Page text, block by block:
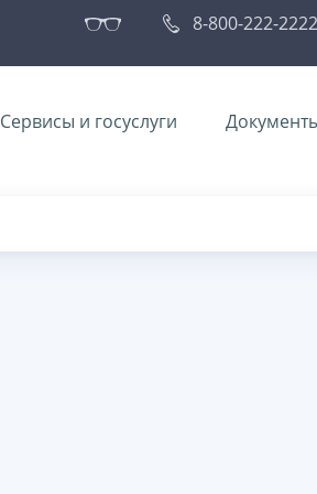
8-800-222-2222
Сервисы и госуслуги